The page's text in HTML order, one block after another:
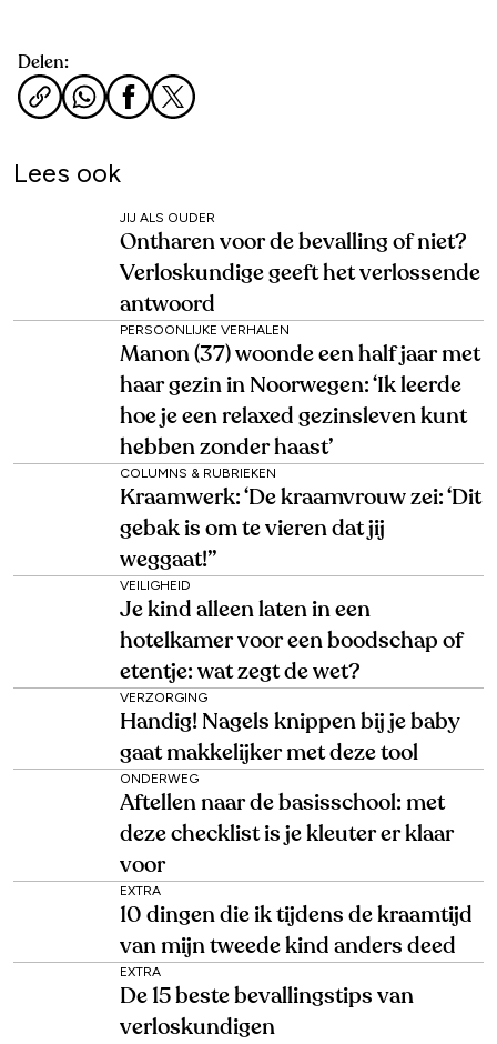
Delen:
Lees ook
JIJ ALS OUDER
Ontharen voor de bevalling of niet?
Verloskundige geeft het verlossende
antwoord
PERSOONLIJKE VERHALEN
Manon (37) woonde een half jaar met
haar gezin in Noorwegen: ‘Ik leerde
hoe je een relaxed gezinsleven kunt
hebben zonder haast’
COLUMNS & RUBRIEKEN
Kraamwerk: ‘De kraamvrouw zei: ‘Dit
gebak is om te vieren dat jij
weggaat!’’
VEILIGHEID
Je kind alleen laten in een
hotelkamer voor een boodschap of
etentje: wat zegt de wet?
VERZORGING
Handig! Nagels knippen bij je baby
gaat makkelijker met deze tool
ONDERWEG
Aftellen naar de basisschool: met
deze checklist is je kleuter er klaar
voor
EXTRA
10 dingen die ik tijdens de kraamtijd
van mijn tweede kind anders deed
EXTRA
De 15 beste bevallingstips van
verloskundigen